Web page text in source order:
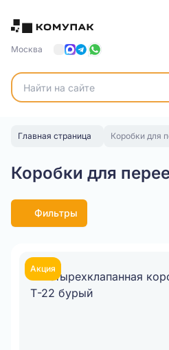
Москва
Главная страница Коробки для
Коробки для
Фильтры
Акция